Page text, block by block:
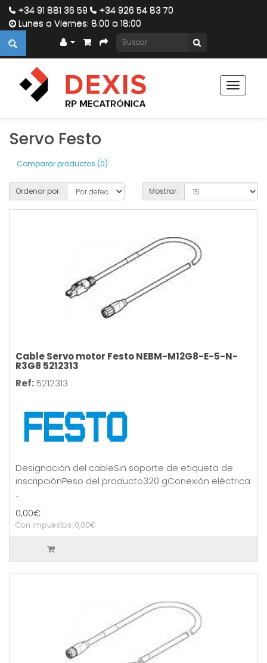
+34 91 881 36 59
+34 926 54 83 70
Lunes a Viernes: 8:00 a 18:00
Toggle
Servo Festo
Comparar productos (0)
Ordenar por: Mostrar:
Cable Servo motor Festo NEBM-M12G8-E-5-N-
R3G8 5212313
Ref:5212313
Designación del cableSin soporte de etiqueta de
inscripciónPeso del producto320 gConexión eléctrica
..
0,00€
Con impuestos: 0,00€